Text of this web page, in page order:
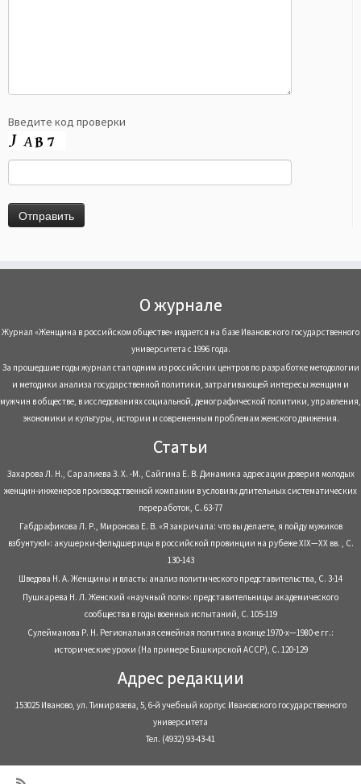
Введите код проверки
О журнале
Журнал «Женщина в российском обществе» издается на базе Ивановского государственного
университета с 1996 года.
За прошедшие годы журнал стал одним из российских центров по разработке методологии
и методики анализа государственной политики, затрагивающей интересы женщин и
мужчин в обществе, в исследованиях социальной, демографической политики, управления,
экономики и культуры, истории и современным проблемам женского движения.
Статьи
Захарова Л. Н., Саралиева З. Х. -М., Сайгина Е. В. Динамика адресации доверия молодых
женщин-инженеров производственной компании в условиях длительных систематических
переработок, С. 63-77
Габдрафикова Л. Р., Миронова Е. В. «Я закричала: что вы делаете, я пойду мужиков
взбунтую!»: акушерки-фельдшерицы в российской провинции на рубеже XIX—XX вв. , С.
130-143
Шведова Н. А. Женщины и власть: анализ политического представительства, С. 3-14
Пушкарева Н. Л. Женский «научный полк»: представительницы академического
сообщества в годы военных испытаний, С. 105-119
Сулейманова Р. Н. Региональная семейная политика в конце 1970-х—1980-е гг.:
исторические уроки (На примере Башкирской АССР), С. 120-129
Адрес редакции
153025 Иваново, ул. Тимирязева, 5, 6-й учебный корпус Ивановского государственного
университета
Тел. (4932) 93-43-41